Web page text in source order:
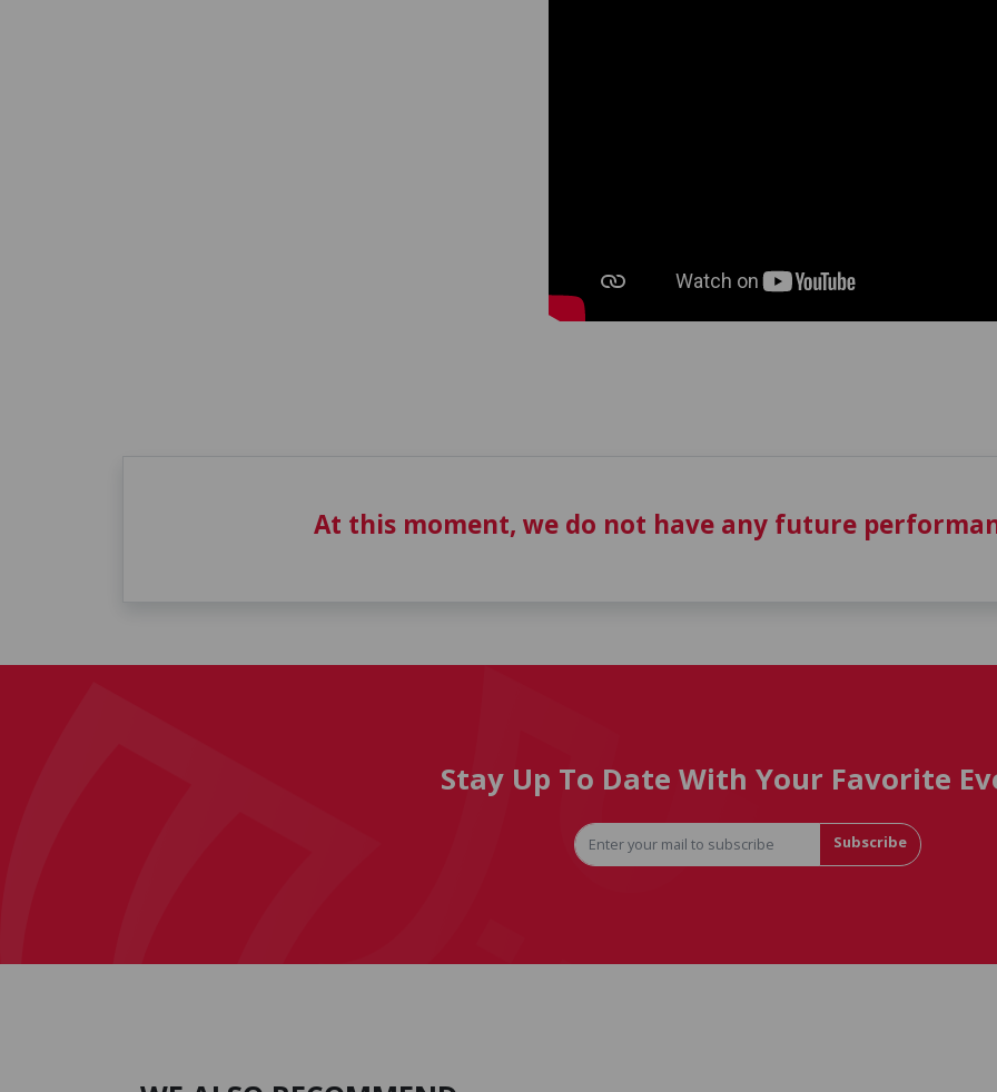
At this moment, we do not have any future
Stay Up To Date With Your Favorite
Subscribe